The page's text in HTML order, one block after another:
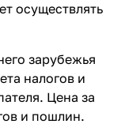
осуществлять
зарубежья
налогов и
Цена за
и пошлин.